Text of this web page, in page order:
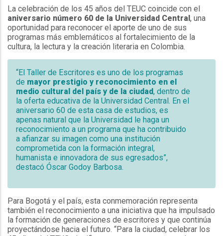
La celebración de los 45 años del TEUC coincide con el
aniversario número 60 de la Universidad Central, una
oportunidad para reconocer el aporte de uno de sus
programas más emblemáticos al fortalecimiento de la
cultura, la lectura y la creación literaria en Colombia.
“El Taller de Escritores es uno de los programas
de mayor prestigio y reconocimiento en el
medio cultural del país y de la ciudad, dentro de
la oferta educativa de la Universidad Central. En el
aniversario 60 de esta casa de estudios, es
apenas natural que la Universidad le haga un
reconocimiento a un programa que ha contribuido
a afianzar su imagen como una institución
comprometida con la formación integral,
humanista e innovadora de sus egresados”,
destacó Óscar Godoy Barbosa.
Para Bogotá y el país, esta conmemoración representa
también el reconocimiento a una iniciativa que ha impulsado
la formación de generaciones de escritores y que continúa
proyectándose hacia el futuro. “Para la ciudad, celebrar los